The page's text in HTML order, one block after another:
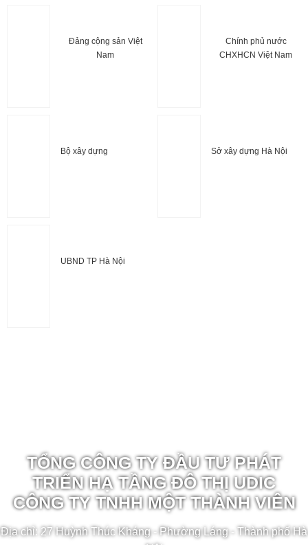
Đảng cộng sản Việt
Nam
Chính phủ nước
CHXHCN Việt Nam
Bộ xây dựng Sở xây dựng Hà Nội
UBND TP Hà Nội
TỔNG CÔNG TY ĐẦU TƯ PHÁT
TRIỂN HẠ TẦNG ĐÔ THỊ UDIC
CÔNG TY TNHH MỘT THÀNH VIÊN
Địa chỉ: 27 Huỳnh Thúc Kháng - Phường Láng - Thành phố Hà